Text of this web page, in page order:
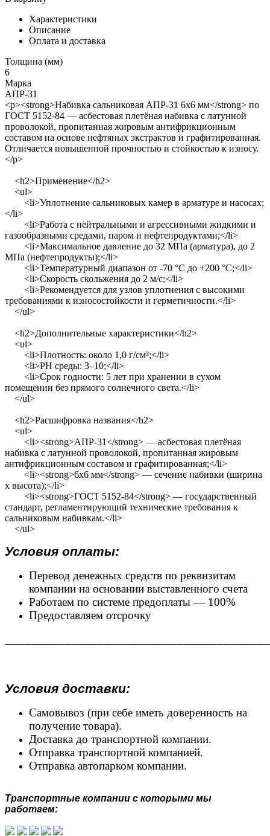
Характеристики
Описание
Оплата и доставка
Толщина (мм)
6
Марка
АПР-31
<p><strong>Набивка сальниковая АПР-31 6х6 мм</strong> по
ГОСТ 5152-84 — асбестовая плетёная набивка с латунной
проволокой, пропитанная жировым антифрикционным
составом на основе нефтяных экстрактов и графитированная.
Отличается повышенной прочностью и стойкостью к износу.
</p>
<h2>Применение</h2>
<ul>
<li>Уплотнение сальниковых камер в арматуре и насосах;
</li>
<li>Работа с нейтральными и агрессивными жидкими и
газообразными средами, паром и нефтепродуктами;</li>
<li>Максимальное давление до 32 МПа (арматура), до 2
МПа (нефтепродукты);</li>
<li>Температурный диапазон от -70 °C до +200 °C;</li>
<li>Скорость скольжения до 2 м/с;</li>
<li>Рекомендуется для узлов уплотнения с высокими
требованиями к износостойкости и герметичности.</li>
</ul>
<h2>Дополнительные характеристики</h2>
<ul>
<li>Плотность: около 1,0 г/см³;</li>
<li>РН среды: 3–10;</li>
<li>Срок годности: 5 лет при хранении в сухом
помещении без прямого солнечного света.</li>
</ul>
<h2>Расшифровка названия</h2>
<ul>
<li><strong>АПР-31</strong> — асбестовая плетёная
набивка с латунной проволокой, пропитанная жировым
антифрикционным составом и графитированная;</li>
<li><strong>6х6 мм</strong> — сечение набивки (ширина
х высота);</li>
<li><strong>ГОСТ 5152-84</strong> — государственный
стандарт, регламентирующий технические требования к
сальниковым набивкам.</li>
</ul>
Условия оплаты:
Перевод денежных средств по реквизитам
компании на основании выставленного счета
Работаем по системе предоплаты — 100%
Предоставляем отсрочку
Условия доставки:
Самовывоз (при себе иметь доверенность на
получение товара).
Доставка до транспортной компании.
Отправка транспортной компанией.
Отправка автопарком компании.
Транспортные компании с которыми мы
работаем: